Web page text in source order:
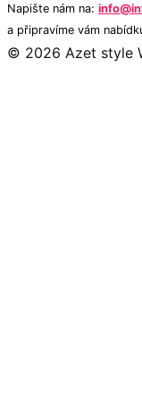
Napište nám na:
a připravíme vám
© 2026 Azet style